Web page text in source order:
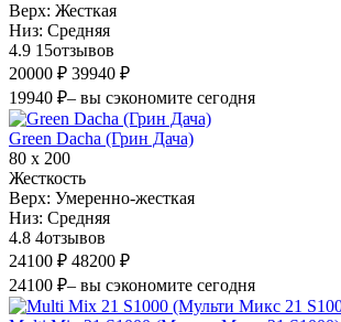
Верх: Жесткая
Низ: Средняя
4.9 15отзывов
20000 ₽ 39940 ₽
19940 ₽– вы сэкономите сегодня
Green Dacha (Грин Дача)
80 х 200
Жесткость
Верх: Умеренно-жесткая
Низ: Средняя
4.8 4отзывов
24100 ₽ 48200 ₽
24100 ₽– вы сэкономите сегодня